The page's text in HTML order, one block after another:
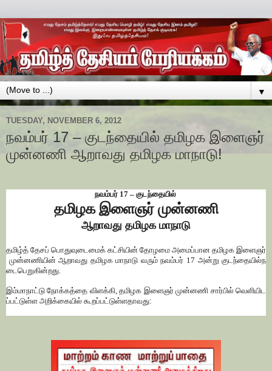
▼
TUESDAY, NOVEMBER 6, 2012
நவம்பர் 17 – குடந்தையில் தமிழக இளைஞர்
முன்னணி ஆறாவது தமிழக மாநாடு!
நவம்பர்17 – குடந்தையில்
தமிழக இளைஞர் முன்னணி
ஆறாவது தமிழக மாநாடு
தமிழ்த் தேசப் பொதுவுடைமைக் கட்சியின் தோழமை அமைப்பான தமிழக இளைஞர்
முன்னணியின் ஆறாவது தமிழக மாநாடு வரும் நவம்பர் 17 அன்று குடந்தையில்ந
டைபெறுகின்றது
இம்மாநாட்டு நோக்கத்தை விளக்கி ,தமிழக இளைஞர் முன்னணி சார்பில் வெளியிட
ப்பட்டுள்ள அறிக்கையில் கூறப்பட்டுள்ளதாவது: